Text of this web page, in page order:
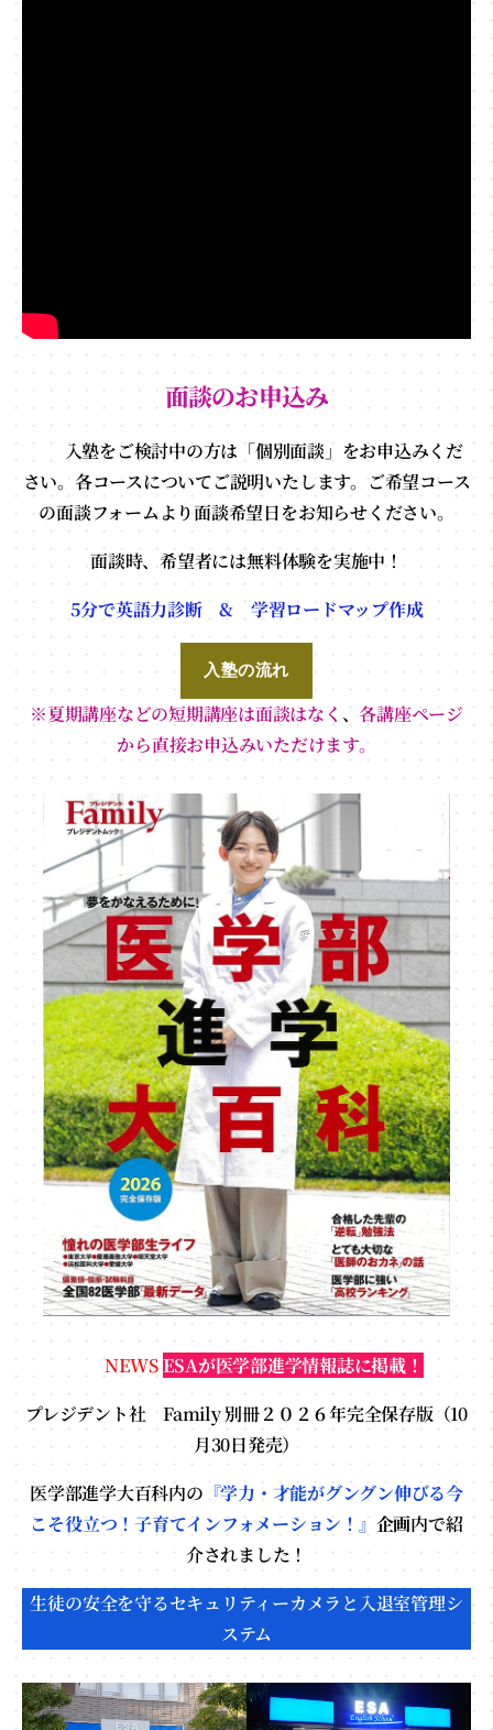
面談のお申込み
入塾をご検討中の方は「個別面談」をお申込みくだ
さい。各コースについてご説明いたします。ご希望コース
の面談フォームより面談希望日をお知らせください。
面談時、希望者には無料体験を実施中！
5分で英語力診断 & 学習ロードマップ作成
入塾の流れ
※夏期講座などの短期講座は面談はなく 、 各講座ページ
から直接お申込みいただけます。
NEWSESAが医学部進学情報誌に掲載！
プレジデント社 Family 別冊２０２６年完全保存版（10
月30日発売）
医学部進学大百科内の 『学力・才能がグングン伸びる今
こそ役立つ！子育てインフォメーション！』 企画内で紹
介されました！
生徒の安全を守るセキュリティーカメラと入退室管理シ
ステム